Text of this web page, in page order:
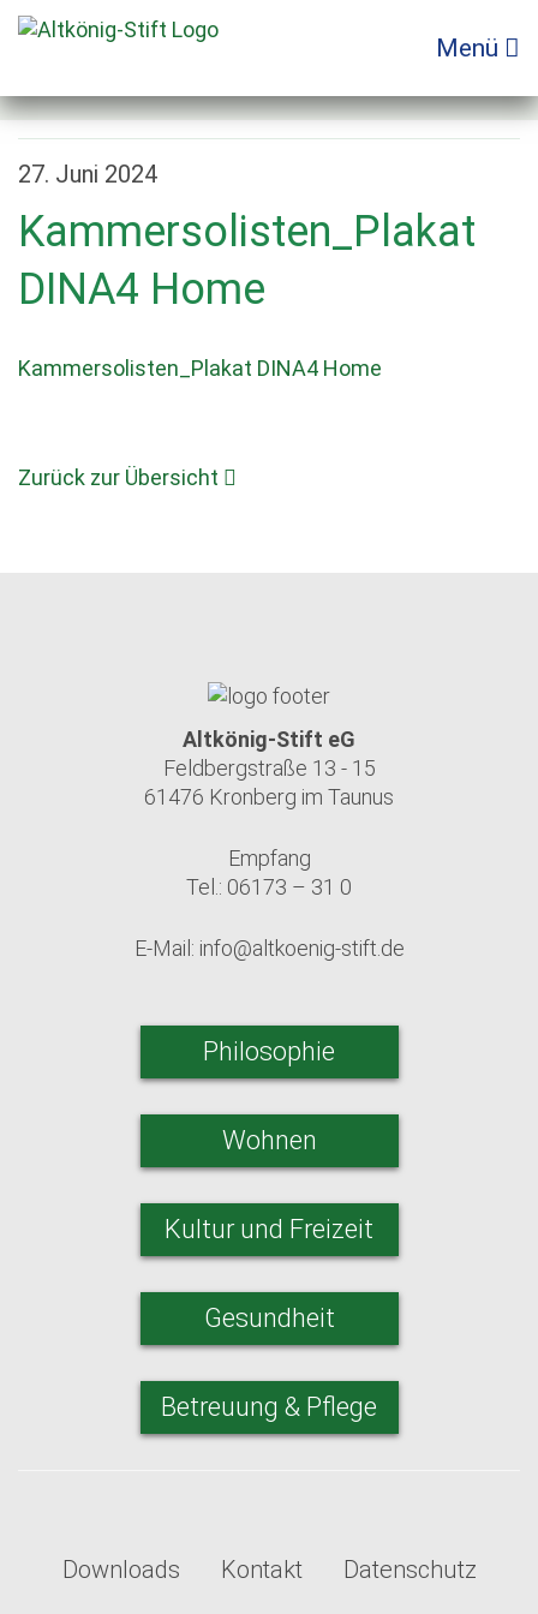
Zum
Inhalt
Menü
27. Juni 2024
Kammersolisten_Plakat
DINA4 Home
Kammersolisten_Plakat DINA4 Home
Zurück zur Übersicht
Altkönig-Stift eG
Feldbergstraße 13 - 15
61476 Kronberg im Taunus
Empfang
Tel.: 06173 – 31 0
E-Mail: info@altkoenig-stift.de
Philosophie
Wohnen
Kultur und Freizeit
Gesundheit
Betreuung & Pflege
Downloads Kontakt Datenschutz